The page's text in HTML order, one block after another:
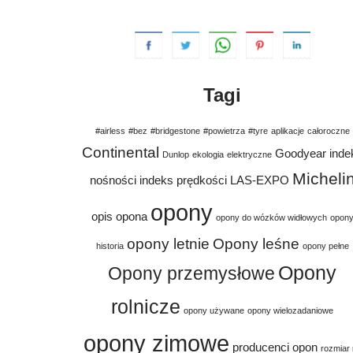
Tagi
#airless #bez #bridgestone #powietrza #tyre aplikacje całoroczne
Continental Dunlop ekologia elektryczne Goodyear
nośności indeks prędkości LAS-EXPO
opis opona opony opony do wózków widłowych opony
historia opony letnie Opony leśne opony pełne
Opony przemysłowe Opony
rolnicze opony używane opony wielozadaniowe
opony zimowe producenci opon rozmiar